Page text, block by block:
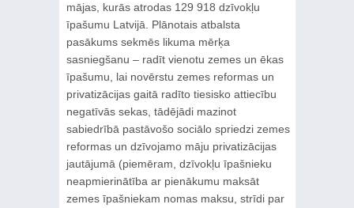
mājas, kurās atrodas 129 918 dzīvokļu
īpašumu Latvijā. Plānotais atbalsta
pasākums sekmēs likuma mērķa
sasniegšanu – radīt vienotu zemes un ēkas
īpašumu, lai novērstu zemes reformas un
privatizācijas gaitā radīto tiesisko attiecību
negatīvās sekas, tādējādi mazinot
sabiedrībā pastāvošo sociālo spriedzi zemes
reformas un dzīvojamo māju privatizācijas
jautājumā (piemēram, dzīvokļu īpašnieku
neapmierinātība ar pienākumu maksāt
zemes īpašniekam nomas maksu, strīdi par